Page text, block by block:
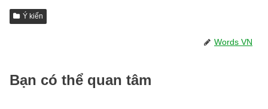
Ý kiến
Words VN
Bạn có thể quan tâm